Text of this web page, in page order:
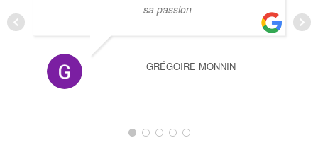
sa passion
GRÉGOIRE MONNIN